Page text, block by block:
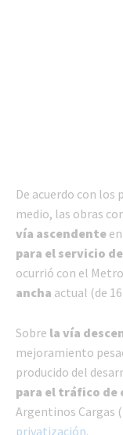
De acuerdo con los
medio, las obras
vía ascendente
para el servicio
ocurrió con el
ancha actual (de
Sobre la vía
mejoramiento
producido del
para el tráfico de
Argentinos Cargas
privatización.